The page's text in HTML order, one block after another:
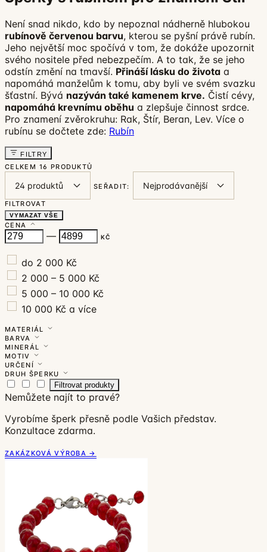
Není snad nikdo, kdo by nepoznal nádherně hlubokou
rubínově červenou barvu, kterou se pyšní právě rubín.
Jeho největší moc spočívá v tom, že dokáže upozornit
svého nositele před nebezpečím. A to tak, že se jeho
odstín změní na tmavší. Přináší lásku do života a
napomáhá manželům k tomu, aby byli ve svém svazku
šťastní. Bývá nazýván také kamenem krve. Čistí cévy,
napomáhá krevnímu oběhu a zlepšuje činnost srdce.
Pro znamení zvěrokruhu: Rak, Štír, Beran, Lev. Více o
rubínu se dočtete zde: Rubín
FILTRY
CELKEM 16 PRODUKTŮ
SEŘADIT:
FILTROVAT
VYMAZAT VŠE
CENA
— KČ
do 2 000 Kč
2 000 – 5 000 Kč
5 000 – 10 000 Kč
10 000 Kč a více
MATERIÁL
BARVA
MINERÁL
MOTIV
URČENÍ
DRUH ŠPERKU
Filtrovat produkty
Nemůžete najít to pravé?
Vyrobíme šperk přesně podle Vašich představ.
Konzultace zdarma.
ZAKÁZKOVÁ VÝROBA →